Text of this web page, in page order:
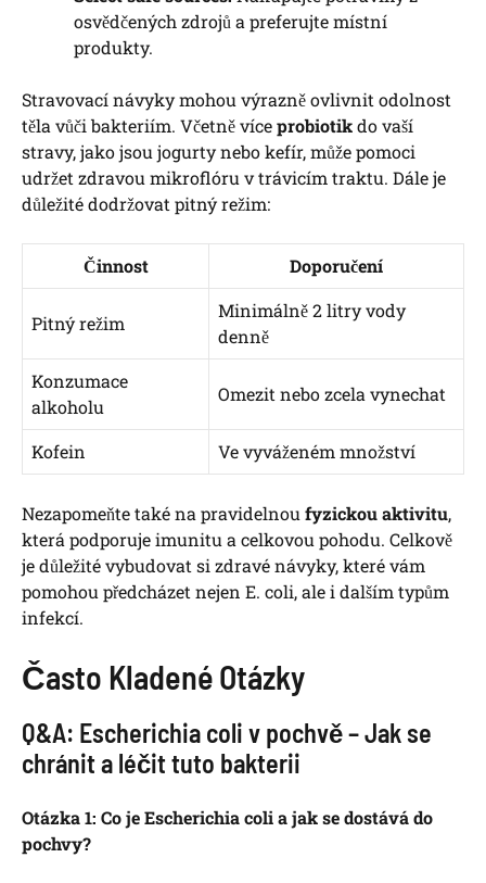
osvědčených zdrojů a preferujte místní
produkty.
Stravovací návyky mohou výrazně ovlivnit odolnost
těla vůči bakteriím. Včetně víceprobiotikdo vaší
stravy, jako jsou jogurty nebo kefír, může pomoci
udržet zdravou mikroflóru v trávicím traktu. Dále je
důležité dodržovat pitný režim:
Činnost Doporučení
Pitný režim
Minimálně 2 litry vody
denně
Konzumace
alkoholu
Omezit nebo zcela vynechat
Kofein Ve vyváženém množství
Nezapomeňte také na pravidelnoufyzickou aktivitu,
která podporuje imunitu a celkovou pohodu. Celkově
je důležité vybudovat si zdravé návyky, které vám
pomohou předcházet nejen E. coli, ale i dalším typům
infekcí.
Často Kladené Otázky
Q&A: Escherichia coli v pochvě – Jak se
chránit a léčit tuto bakterii
Otázka 1: Co je Escherichia coli a jak se dostává do
pochvy?